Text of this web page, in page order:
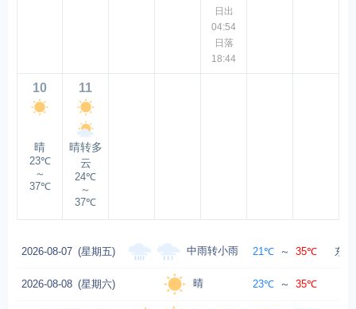
日出
04:54
日落
18:44
10
晴
23℃
～
37℃
11
晴转多
云
24℃
～
37℃
2026-08-07 (星期五) 中雨转小雨 21℃ ～ 35℃ 东
2026-08-08 (星期六) 晴 23℃ ～ 35℃